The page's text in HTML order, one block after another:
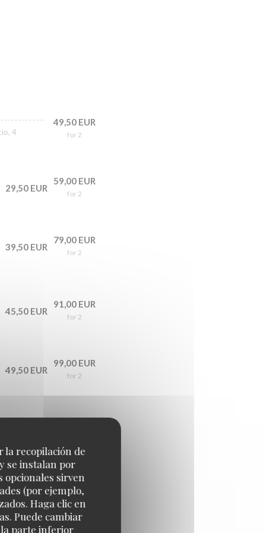
la recopilación de
se instalan por
opcionales sirven
(por ejemplo,
Haga clic en
Puede cambiar
la parte inferior
4
49,50 EUR
for 2
29,50 EUR
59,00 EUR
for 2
39,50 EUR
79,00 EUR
for 2
45,50 EUR
91,00 EUR
for 2
49,50 EUR
99,00 EUR
for 2
89,50 EUR
179,00 EUR
for 2